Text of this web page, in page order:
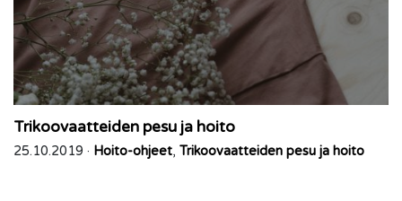
Trikoovaatteiden pesu ja hoito
25.10.2019 · Hoito-ohjeet, Trikoovaatteiden pesu ja hoito